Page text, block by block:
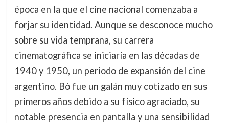
época en la que el cine nacional comenzaba a
forjar su identidad. Aunque se desconoce mucho
sobre su vida temprana, su carrera
cinematográfica se iniciaría en las décadas de
1940 y 1950, un periodo de expansión del cine
argentino. Bó fue un galán muy cotizado en sus
primeros años debido a su físico agraciado, su
notable presencia en pantalla y una sensibilidad